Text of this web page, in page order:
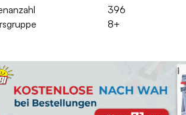
396
8+